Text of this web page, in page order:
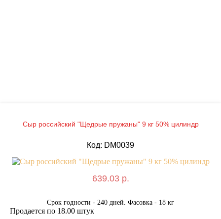
Сыр российский "Щедрые пружаны" 9 кг 50% цилиндр
Код: DM0039
639.03 р.
Срок годности - 240 дней. Фасовка - 18 кг
Продается по 18.00 штук